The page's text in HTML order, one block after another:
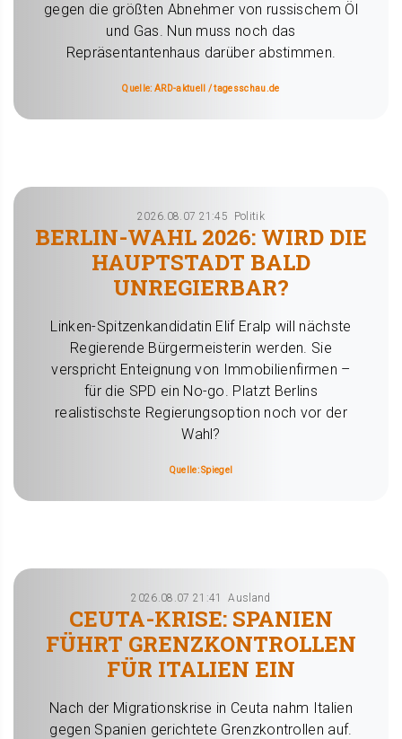
gegen die größten Abnehmer von russischem Öl
und Gas. Nun muss noch das
Repräsentantenhaus darüber abstimmen.
Quelle: ARD-aktuell / tagesschau.de
2026.08.07 21:45 Politik
BERLIN-WAHL 2026: WIRD DIE
HAUPTSTADT BALD
UNREGIERBAR?
Linken-Spitzenkandidatin Elif Eralp will nächste
Regierende Bürgermeisterin werden. Sie
verspricht Enteignung von Immobilienfirmen –
für die SPD ein No-go. Platzt Berlins
realistischste Regierungsoption noch vor der
Wahl?
Quelle: Spiegel
2026.08.07 21:41Ausland
CEUTA-KRISE: SPANIEN
FÜHRT GRENZKONTROLLEN
FÜR ITALIEN EIN
Nach der Migrationskrise in Ceuta nahm Italien
gegen Spanien gerichtete Grenzkontrollen auf.